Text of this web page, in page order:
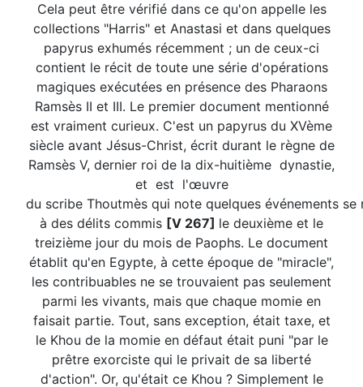
Cela peut être vérifié dans ce qu'on appelle les
collections "Harris" et Anastasi et dans quelques
papyrus exhumés récemment ; un de ceux-ci
contient le récit de toute une série d'opérations
magiques exécutées en présence des Pharaons
Ramsès II et III. Le premier document mentionné
est vraiment curieux. C'est un papyrus du XVème
siècle avant Jésus-Christ, écrit durant le règne de
Ramsès V, dernier roi de la dix-huitième dynastie,
et est l'œuvre
du scribe Thoutmès qui note quelques événements
à des délits commis [V 267] le deuxième et le
treizième jour du mois de Paophs. Le document
établit qu'en Egypte, à cette époque de "miracle",
les contribuables ne se trouvaient pas seulement
parmi les vivants, mais que chaque momie en
faisait partie. Tout, sans exception, était taxe, et
le Khou de la momie en défaut était puni "par le
prêtre exorciste qui le privait de sa liberté
d'action". Or, qu'était ce Khou ? Simplement le